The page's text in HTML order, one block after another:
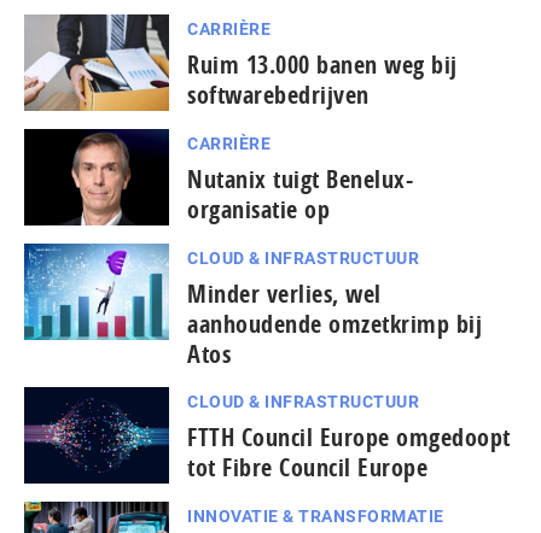
CARRIÈRE
Ruim 13.000 banen weg bij
softwarebedrijven
CARRIÈRE
Nutanix tuigt Benelux-
organisatie op
CLOUD & INFRASTRUCTUUR
Minder verlies, wel
aanhoudende omzetkrimp bij
Atos
CLOUD & INFRASTRUCTUUR
FTTH Council Europe omgedoopt
tot Fibre Council Europe
INNOVATIE & TRANSFORMATIE